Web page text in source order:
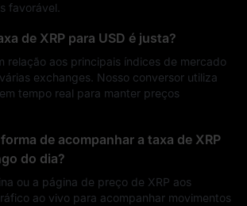
favorável.
de XRP para USD é justa?
relação aos principais índices de mercado
exchanges. Nosso conversor utiliza
tempo real para manter preços
de acompanhar a taxa de XRP
do dia?
ou a página de preço de XRP aos
ao vivo para acompanhar movimentos